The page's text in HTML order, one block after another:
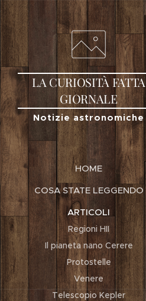
LA CURIOSITÀ FATTA
GIORNALE
Notizie astronomiche
HOME
COSA STATE LEGGENDO
ARTICOLI
Regioni HII
Il pianeta nano Cerere
Protostelle
Venere
Telescopio Kepler